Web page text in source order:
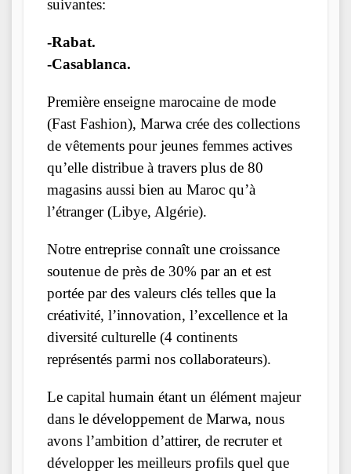
suivantes:
-Rabat.
-Casablanca.
Première enseigne marocaine de mode
(Fast Fashion), Marwa crée des collections
de vêtements pour jeunes femmes actives
qu’elle distribue à travers plus de 80
magasins aussi bien au Maroc qu’à
l’étranger (Libye, Algérie).
Notre entreprise connaît une croissance
soutenue de près de 30% par an et est
portée par des valeurs clés telles que la
créativité, l’innovation, l’excellence et la
diversité culturelle (4 continents
représentés parmi nos collaborateurs).
Le capital humain étant un élément majeur
dans le développement de Marwa, nous
avons l’ambition d’attirer, de recruter et
développer les meilleurs profils quel que